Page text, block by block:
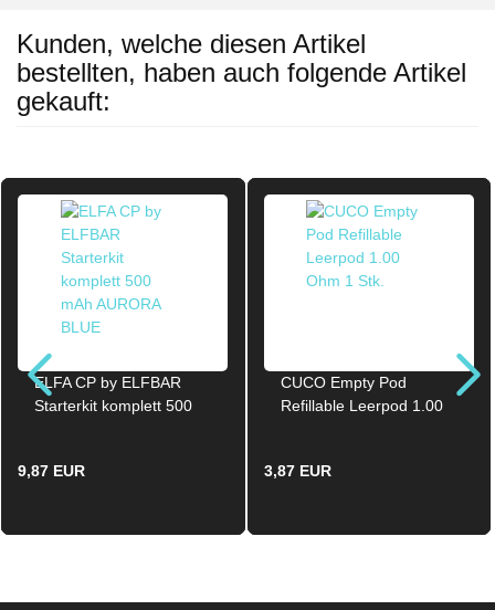
Kunden, welche diesen Artikel
bestellten, haben auch folgende Artikel
gekauft:
ELFA CP by ELFBAR
Starterkit komplett 500
9,87 EUR
CUCO Empty Pod
Refillable Leerpod 1.00
3,87 EUR